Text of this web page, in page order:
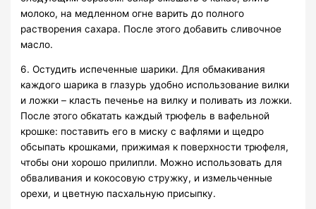
молоко, на медленном огне варить до полного
растворения сахара. После этого добавить сливочное
масло.
6. Остудить испеченные шарики. Для обмакивания
каждого шарика в глазурь удобно использование вилки
и ложки – класть печенье на вилку и поливать из ложки.
После этого обкатать каждый трюфель в вафельной
крошке: поставить его в миску с вафлями и щедро
обсыпать крошками, прижимая к поверхности трюфеля,
чтобы они хорошо прилипли. Можно использовать для
обваливания и кокосовую стружку, и измельченные
орехи, и цветную пасхальную присыпку.